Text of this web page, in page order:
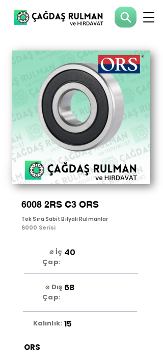
6008 2RS C3 ORS
Tek Sıra Sabit Bilyalı Rulmanlar
6000 Serisi
⌀ İç
Çap:
40
⌀ Dış
Çap:
68
Kalınlık: 15
ORS